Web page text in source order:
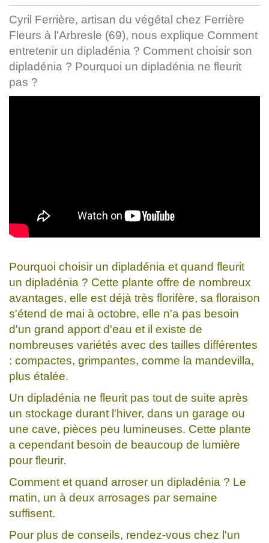
Cyril Ferrière, artisan du végétal chez Ferrière
Fleurs à l'Arbresle (69), nous explique Comment
entretenir un dipladénia ? Comment choisir son
dipladénia ? Pourquoi un dipladénia ne fleurit
pas ?
Pourquoi choisir un dipladénia et quand fleurit
un dipladénia ? Cette plante offre de nombreux
avantages, elle est déjà très florifère, sa floraison
s'étend de mai à octobre, elle n'a pas besoin
d'un grand apport d'eau et il existe de
nombreuses variétés avec des tailles différentes
: compactes, grimpantes, comme la mandevilla,
plus étalée.
Un dipladénia ne fleurit pas tout de suite après
un stockage durant l'hiver, dans un garage ou
une cave, pièces peu lumineuses. Cette plante
a cependant besoin de beaucoup de lumière
pour fleurir.
Comment et quand arroser un dipladénia ? Le
matin, un à deux arrosages par semaine
suffisent.
Pour plus de conseils, rendez-vous chez l'un